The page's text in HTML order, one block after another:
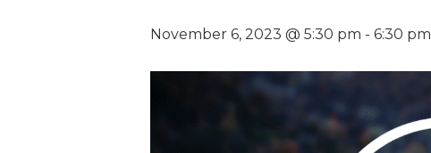
November 6, 2023 @ 5:30 pm - 6:30 pm